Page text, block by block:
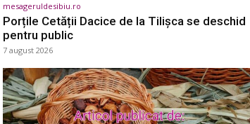
mesageruldesibiu.ro
Porțile Cetății Dacice de la Tilișca se deschid
pentru public
7 august 2026